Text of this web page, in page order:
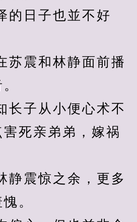
日子也並不好
震和林静面前播
子从小便心术不
死亲弟弟，嫁祸
震惊之余，更多
。